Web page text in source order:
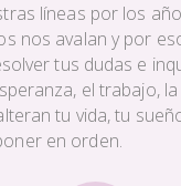
líneas por los
nos avalan y por
tus dudas e
el trabajo,
tu vida, tu
en orden.